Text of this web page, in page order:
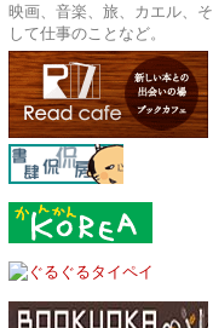
映画、音楽、旅、カエル、そ
して仕事のことなど。